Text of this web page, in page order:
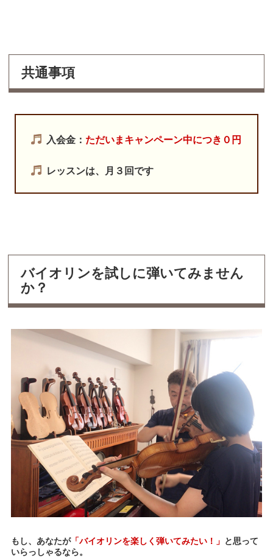
共通事項
入会金： ただいまキャンペーン中につき０円
レッスンは、月３回です
バイオリンを試しに弾いてみません
か？
もし、あなたが「バイオリンを楽しく弾いてみたい！」 と思って
いらっしゃるなら。